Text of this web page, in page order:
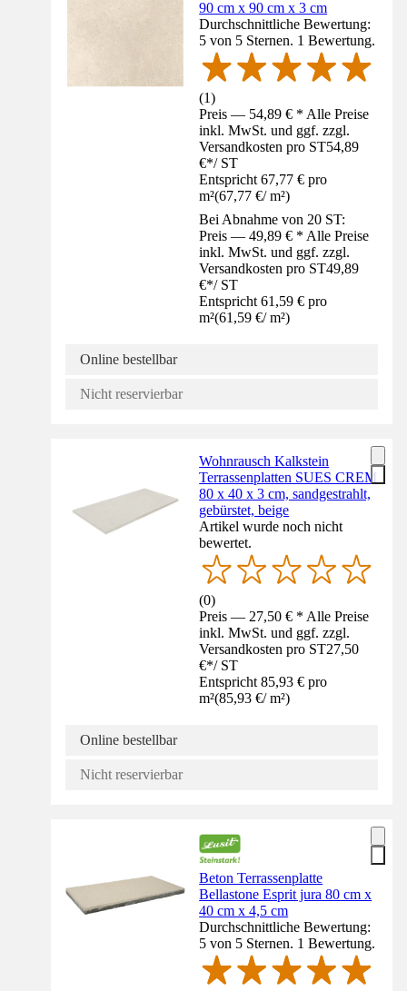
90 cm x 90 cm x 3 cm
Durchschnittliche Bewertung:
5 von 5 Sternen. 1 Bewertung.
(1)
Preis — 54,89 € * Alle Preise
inkl. MwSt. und ggf. zzgl.
Versandkosten pro ST54,89
€*/ ST
Entspricht 67,77 € pro
m²(67,77 €/ m²)
Bei Abnahme von 20 ST:
Preis — 49,89 € * Alle Preise
inkl. MwSt. und ggf. zzgl.
Versandkosten pro ST49,89
€*/ ST
Entspricht 61,59 € pro
m²(61,59 €/ m²)
Online bestellbar
Nicht reservierbar
Wohnrausch Kalkstein
Terrassenplatten SUES CREM
80 x 40 x 3 cm, sandgestrahlt,
gebürstet, beige
Artikel wurde noch nicht
bewertet.
(0)
Preis — 27,50 € * Alle Preise
inkl. MwSt. und ggf. zzgl.
Versandkosten pro ST27,50
€*/ ST
Entspricht 85,93 € pro
m²(85,93 €/ m²)
Online bestellbar
Nicht reservierbar
Beton Terrassenplatte
Bellastone Esprit jura 80 cm x
40 cm x 4,5 cm
Durchschnittliche Bewertung:
5 von 5 Sternen. 1 Bewertung.